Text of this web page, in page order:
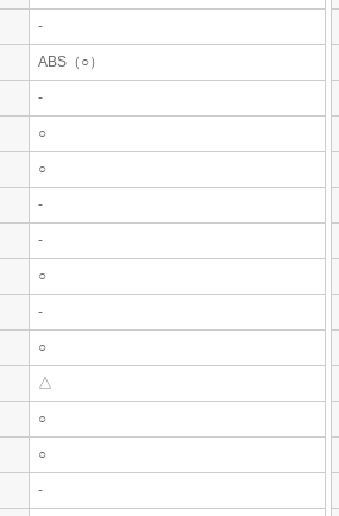
-
ABS（○）
-
○
○
-
-
○
-
○
△
○
○
-